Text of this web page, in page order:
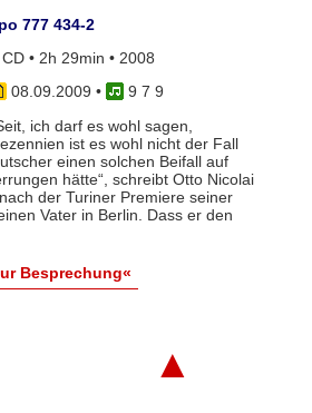
777 434-2
• 2h 29min • 2008
08.09.2009 •
9 7 9
ich darf es wohl sagen,
ist es wohl nicht der Fall
einen solchen Beifall auf
hätte“, schreibt Otto Nicolai
der Turiner Premiere seiner
Vater in Berlin. Dass er den
Besprechung«
▲